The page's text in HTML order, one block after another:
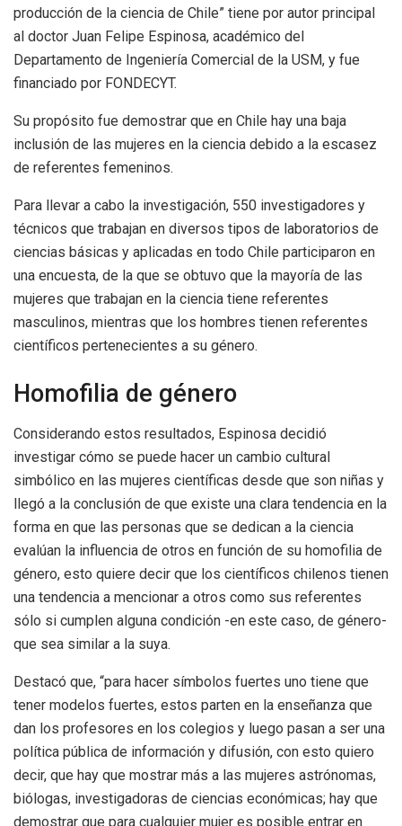
producción de la ciencia de Chile” tiene por autor principal
al doctor Juan Felipe Espinosa, académico del
Departamento de Ingeniería Comercial de la USM, y fue
financiado por FONDECYT.
Su propósito fue demostrar que en Chile hay una baja
inclusión de las mujeres en la ciencia debido a la escasez
de referentes femeninos.
Para llevar a cabo la investigación, 550 investigadores y
técnicos que trabajan en diversos tipos de laboratorios de
ciencias básicas y aplicadas en todo Chile participaron en
una encuesta, de la que se obtuvo que la mayoría de las
mujeres que trabajan en la ciencia tiene referentes
masculinos, mientras que los hombres tienen referentes
científicos pertenecientes a su género.
Homofilia de género
Considerando estos resultados, Espinosa decidió
investigar cómo se puede hacer un cambio cultural
simbólico en las mujeres científicas desde que son niñas y
llegó a la conclusión de que existe una clara tendencia en la
forma en que las personas que se dedican a la ciencia
evalúan la influencia de otros en función de su homofilia de
género, esto quiere decir que los científicos chilenos tienen
una tendencia a mencionar a otros como sus referentes
sólo si cumplen alguna condición -en este caso, de género-
que sea similar a la suya.
Destacó que, “para hacer símbolos fuertes uno tiene que
tener modelos fuertes, estos parten en la enseñanza que
dan los profesores en los colegios y luego pasan a ser una
política pública de información y difusión, con esto quiero
decir, que hay que mostrar más a las mujeres astrónomas,
biólogas, investigadoras de ciencias económicas; hay que
demostrar que para cualquier mujer es posible entrar en